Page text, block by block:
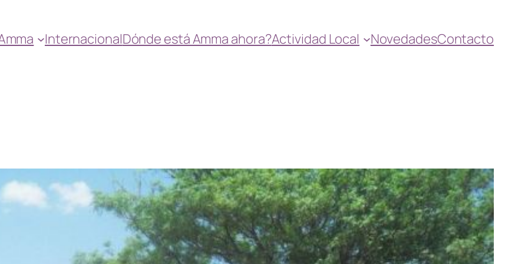
InternacionalDónde está Amma ahora?​Actividad Local NovedadesContacto